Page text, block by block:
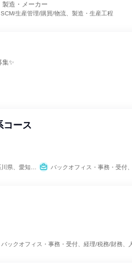
造・メーカー
生産管理/購買/物流、製造・生産工程
✨
コース
、宮崎県、沖縄県 バックオフィス・事務・受付、IT、カスタマーサクセス、学術研究、営業、経理/税務/財務、人事、総務、広報/IR、ク
バックオフィス・事務・受付、経理/税務/財務、人事、総務、